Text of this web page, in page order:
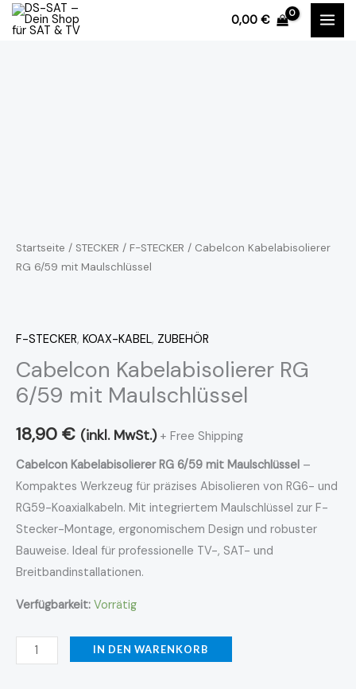
Zum
Inhalt
0,00 €
Startseite / STECKER / F-STECKER / Cabelcon Kabelabisolierer
RG 6/59 mit Maulschlüssel
F-STECKER, KOAX-KABEL, ZUBEHÖR
Cabelcon Kabelabisolierer RG
6/59 mit Maulschlüssel
18,90 € (inkl. MwSt.) + Free Shipping
Cabelcon Kabelabisolierer RG 6/59 mit Maulschlüssel –
Kompaktes Werkzeug für präzises Abisolieren von RG6- und
RG59-Koaxialkabeln. Mit integriertem Maulschlüssel zur F-
Stecker-Montage, ergonomischem Design und robuster
Bauweise. Ideal für professionelle TV-, SAT- und
Breitbandinstallationen.
Verfügbarkeit: Vorrätig
IN DEN WARENKORB